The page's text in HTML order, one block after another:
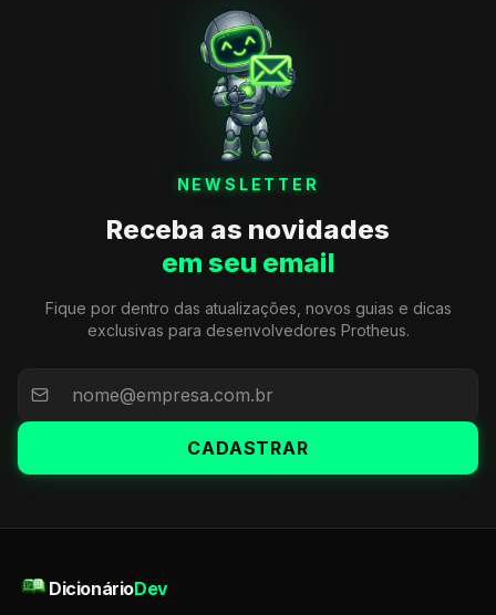
NEWSLETTER
Receba as novidades
em seu email
Fique por dentro das atualizações, novos guias e dicas
exclusivas para desenvolvedores Protheus.
CADASTRAR
DicionárioDev